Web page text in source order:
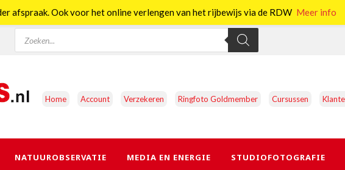
Producten
zoeken
Home Account Verzekeren Ringfoto Goldmember Cursussen
NATUUROBSERVATIE MEDIA EN ENERGIE STUDIOFOTOGRAFIE
afspraak. Ook voor het online verlengen van het rijbewijs via de RDW Meer info